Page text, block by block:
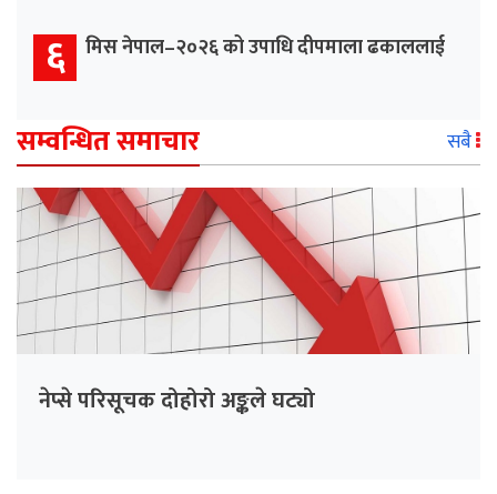
६ मिस नेपाल–२०२६ को उपाधि दीपमाला ढकाललाई
सम्वन्धित समाचार सबै
नेप्से परिसूचक दोहोरो अङ्कले घट्यो